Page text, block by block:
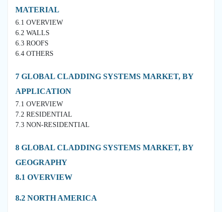
MATERIAL
6.1 OVERVIEW
6.2 WALLS
6.3 ROOFS
6.4 OTHERS
7 GLOBAL CLADDING SYSTEMS MARKET, BY
APPLICATION
7.1 OVERVIEW
7.2 RESIDENTIAL
7.3 NON-RESIDENTIAL
8 GLOBAL CLADDING SYSTEMS MARKET, BY
GEOGRAPHY
8.1 OVERVIEW
8.2 NORTH AMERICA